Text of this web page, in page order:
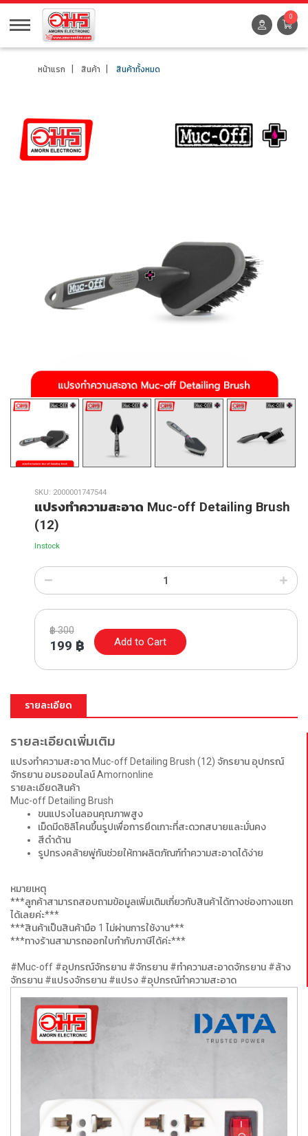
0
หน้าแรก สินค้า สินค้าทั้งหมด
SKU: 2000001747544
แปรงทำความสะอาด Muc-off Detailing Brush
(12)
Instock
฿300
199 ฿ Add to Cart
รายละเอียด
รายละเอียดเพิ่มเติม
แปรงทำความสะอาด Muc-off Detailing Brush (12) จักรยาน อุปกรณ์
จักรยาน อมรออนไลน์ Amornonline
รายละเอียดสินค้า
Muc-off Detailing Brush
ขนแปรงไนลอนคุณภาพสูง
เม็ดมีดซิลิโคนขึ้นรูปเพื่อการยึดเกาะที่สะดวกสบายและมั่นคง
สีดำด้าน
รูปทรงคล้ายพู่กันช่วยให้ทาผลิตภัณฑ์ทำความสะอาดได้ง่าย
หมายเหตุ
***ลูกค้าสามารถสอบถามข้อมูลเพิ่มเติมเกี่ยวกับสินค้าได้ทางช่องทางแชท
ได้เลยค่ะ***
***สินค้าเป็นสินค้ามือ 1 ไม่ผ่านการใช้งาน***
***ทางร้านสามารถออกใบกำกับภาษีได้ค่ะ***
#Muc-off #อุปกรณ์จักรยาน #จักรยาน #ทำความสะอาดจักรยาน #ล้าง
จักรยาน #แปรงจักรยาน #แปรง #อุปกรณ์ทำความสะอาด